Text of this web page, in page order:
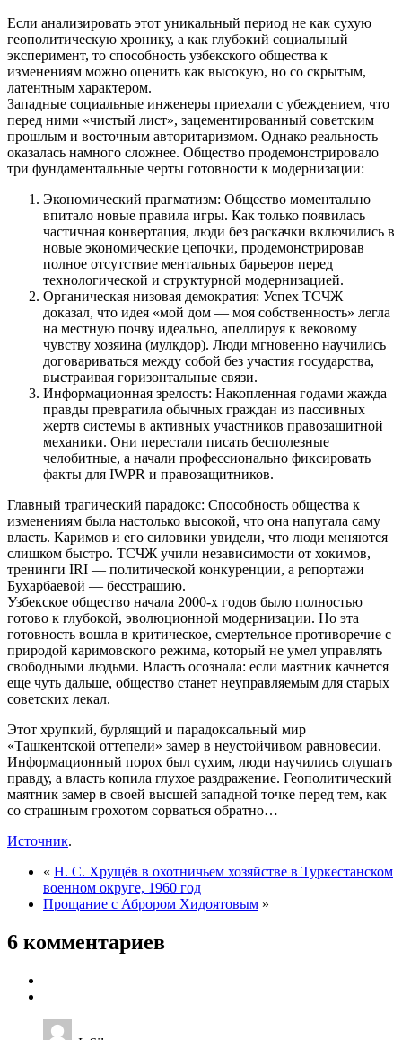
Если анализировать этот уникальный период не как сухую
геополитическую хронику, а как глубокий социальный
эксперимент, то способность узбекского общества к
изменениям можно оценить как высокую, но со скрытым,
латентным характером.
Западные социальные инженеры приехали с убеждением, что
перед ними «чистый лист», зацементированный советским
прошлым и восточным авторитаризмом. Однако реальность
оказалась намного сложнее. Общество продемонстрировало
три фундаментальные черты готовности к модернизации:
Экономический прагматизм: Общество моментально
впитало новые правила игры. Как только появилась
частичная конвертация, люди без раскачки включились в
новые экономические цепочки, продемонстрировав
полное отсутствие ментальных барьеров перед
технологической и структурной модернизацией.
Органическая низовая демократия: Успех ТСЧЖ
доказал, что идея «мой дом — моя собственность» легла
на местную почву идеально, апеллируя к вековому
чувству хозяина (мулкдор). Люди мгновенно научились
договариваться между собой без участия государства,
выстраивая горизонтальные связи.
Информационная зрелость: Накопленная годами жажда
правды превратила обычных граждан из пассивных
жертв системы в активных участников правозащитной
механики. Они перестали писать бесполезные
челобитные, а начали профессионально фиксировать
факты для IWPR и правозащитников.
Главный трагический парадокс: Способность общества к
изменениям была настолько высокой, что она напугала саму
власть. Каримов и его силовики увидели, что люди меняются
слишком быстро. ТСЧЖ учили независимости от хокимов,
тренинги IRI — политической конкуренции, а репортажи
Бухарбаевой — бесстрашию.
Узбекское общество начала 2000-х годов было полностью
готово к глубокой, эволюционной модернизации. Но эта
готовность вошла в критическое, смертельное противоречие с
природой каримовского режима, который не умел управлять
свободными людьми. Власть осознала: если маятник качнется
еще чуть дальше, общество станет неуправляемым для старых
советских лекал.
Этот хрупкий, бурлящий и парадоксальный мир
«Ташкентской оттепели» замер в неустойчивом равновесии.
Информационный порох был сухим, люди научились слушать
правду, а власть копила глухое раздражение. Геополитический
маятник замер в своей высшей западной точке перед тем, как
со страшным грохотом сорваться обратно…
Источник.
« Н. С. Хрущёв в охотничьем хозяйстве в Туркестанском
военном округе, 1960 год
Прощание с Аброром Хидоятовым »
6 комментариев